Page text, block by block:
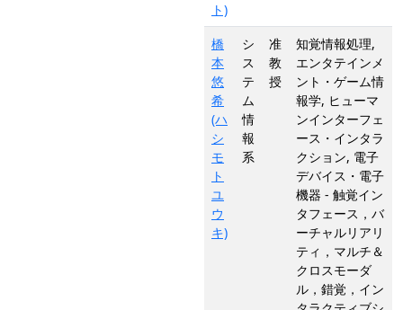
ト)
橋
本
悠
希
(ハ
シ
モ
ト
ユ
ウ
キ)
シ
ス
テ
ム
情
報
系
准
教
授
知覚情報処理,
エンタテインメ
ント・ゲーム情
報学, ヒューマ
ンインターフェ
ース・インタラ
クション, 電子
デバイス・電子
機器 - 触覚イン
タフェース，バ
ーチャルリアリ
ティ，マルチ＆
クロスモーダ
ル，錯覚，イン